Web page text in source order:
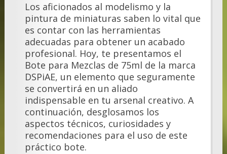
Los aficionados al modelismo y la
pintura de miniaturas saben lo vital que
es contar con las herramientas
adecuadas para obtener un acabado
profesional. Hoy, te presentamos el
Bote para Mezclas de 75ml de la marca
DSPiAE, un elemento que seguramente
se convertirá en un aliado
indispensable en tu arsenal creativo. A
continuación, desglosamos los
aspectos técnicos, curiosidades y
recomendaciones para el uso de este
práctico bote.